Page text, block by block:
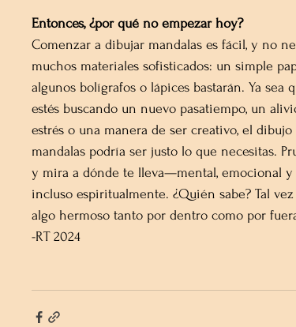
Entonces, ¿por qué no empezar hoy?
Comenzar a dibujar mandalas es fácil, y no
muchos materiales sofisticados: un simple
algunos bolígrafos o lápices bastarán. Ya sea
estés buscando un nuevo pasatiempo, un
estrés o una manera de ser creativo, el dibujo
mandalas podría ser justo lo que necesitas.
y mira a dónde te lleva—mental, emocional y
incluso espiritualmente. ¿Quién sabe? Tal vez
algo hermoso tanto por dentro como por
-RT 2024